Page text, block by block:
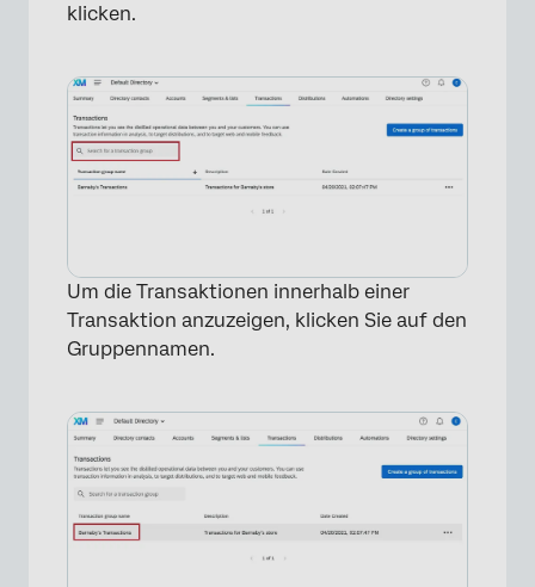
×
klicken.
Um die Transaktionen innerhalb einer
Transaktion anzuzeigen, klicken Sie auf den
Gruppennamen.